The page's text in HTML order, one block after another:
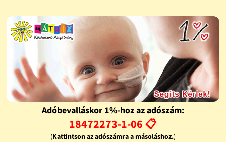
Adóbevalláskor 1%-hoz az adószám:
18472273-1-06 📋
(Kattintson az adószámra a másoláshoz.)